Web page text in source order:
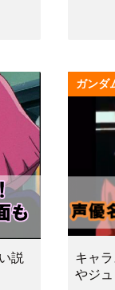
説
ガンダ
キャ
やジ